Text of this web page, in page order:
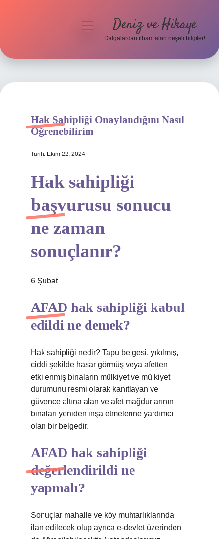
Hakkımızda
menüyü
Deniz ve Hikaye
Dalgalardan ilham alan neşeli bilgiler!
Hak Sahipliği Onaylandığını Nasıl
Öğrenebilirim
Tarih: Ekim 22, 2024
Hak sahipliği
başvurusu sonucu
ne zaman
sonuçlanır?
6 Şubat
AFAD hak sahipliği kabul
edildi ne demek?
Hak sahipliği nedir? Tapu belgesi, yıkılmış,
ciddi şekilde hasar görmüş veya afetten
etkilenmiş binaların mülkiyet ve mülkiyet
durumunu resmi olarak kanıtlayan ve
güvence altına alan ve afet mağdurlarının
binaları yeniden inşa etmelerine yardımcı
olan bir belgedir.
AFAD hak sahipliği
değerlendirildi ne
yapmalı?
Sonuçlar mahalle ve köy muhtarlıklarında
ilan edilecek olup ayrıca e-devlet üzerinden